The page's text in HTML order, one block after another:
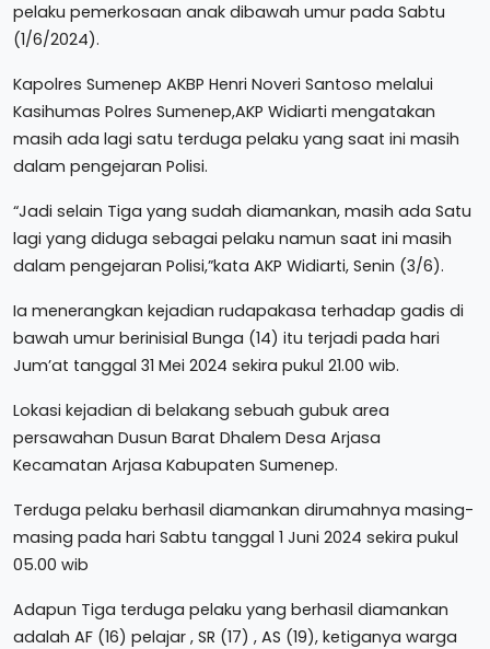
pelaku pemerkosaan anak dibawah umur pada Sabtu
(1/6/2024).
Kapolres Sumenep AKBP Henri Noveri Santoso melalui
Kasihumas Polres Sumenep,AKP Widiarti mengatakan
masih ada lagi satu terduga pelaku yang saat ini masih
dalam pengejaran Polisi.
“Jadi selain Tiga yang sudah diamankan, masih ada Satu
lagi yang diduga sebagai pelaku namun saat ini masih
dalam pengejaran Polisi,”kata AKP Widiarti, Senin (3/6).
Ia menerangkan kejadian rudapakasa terhadap gadis di
bawah umur berinisial Bunga (14) itu terjadi pada hari
Jum’at tanggal 31 Mei 2024 sekira pukul 21.00 wib.
Lokasi kejadian di belakang sebuah gubuk area
persawahan Dusun Barat Dhalem Desa Arjasa
Kecamatan Arjasa Kabupaten Sumenep.
Terduga pelaku berhasil diamankan dirumahnya masing-
masing pada hari Sabtu tanggal 1 Juni 2024 sekira pukul
05.00 wib
Adapun Tiga terduga pelaku yang berhasil diamankan
adalah AF (16) pelajar , SR (17) , AS (19), ketiganya warga